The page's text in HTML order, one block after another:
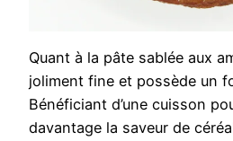
Quant à la pâte sablée aux
joliment fine et possède un
Bénéficiant d’une cuisson
davantage la saveur de